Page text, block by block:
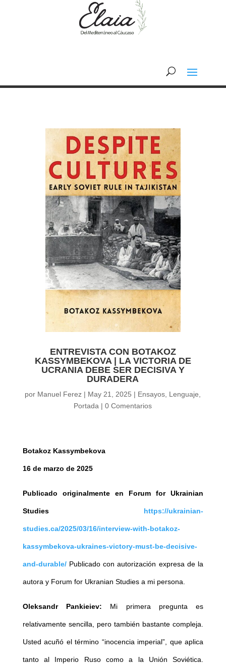
ENTREVISTA CON BOTAKOZ
KASSYMBEKOVA | LA VICTORIA DE
UCRANIA DEBE SER DECISIVA Y
DURADERA
por Manuel Ferez | May 21, 2025 | Ensayos Lenguaje
Portada |0 Comentarios
Botakoz Kassymbekova
16 de marzo de 2025
Publicado originalmente en Forum for Ukrainian
Studies https://ukrainian-
studies.ca/2025/03/16/interview-with-botakoz-
kassymbekova-ukraines-victory-must-be-decisive-
and-durable/Publicado con autorización expresa de la
autora y Forum for Ukranian Studies a mi persona.
Oleksandr Pankieiev: Mi primera pregunta es
relativamente sencilla, pero también bastante compleja.
Usted acuñó el término “inocencia imperial”, que aplica
tanto al Imperio Ruso como a la Unión Soviética.